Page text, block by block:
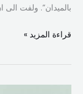
بالميدان”. ولفت
قراءة المزيد »